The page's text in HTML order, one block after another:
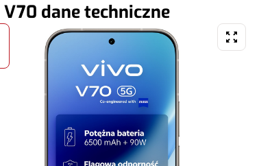
dane techniczne